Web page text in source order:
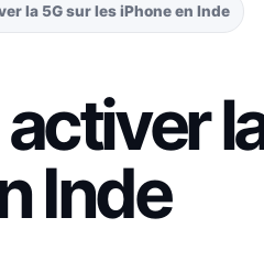
la 5G sur les iPhone en Inde
Inde